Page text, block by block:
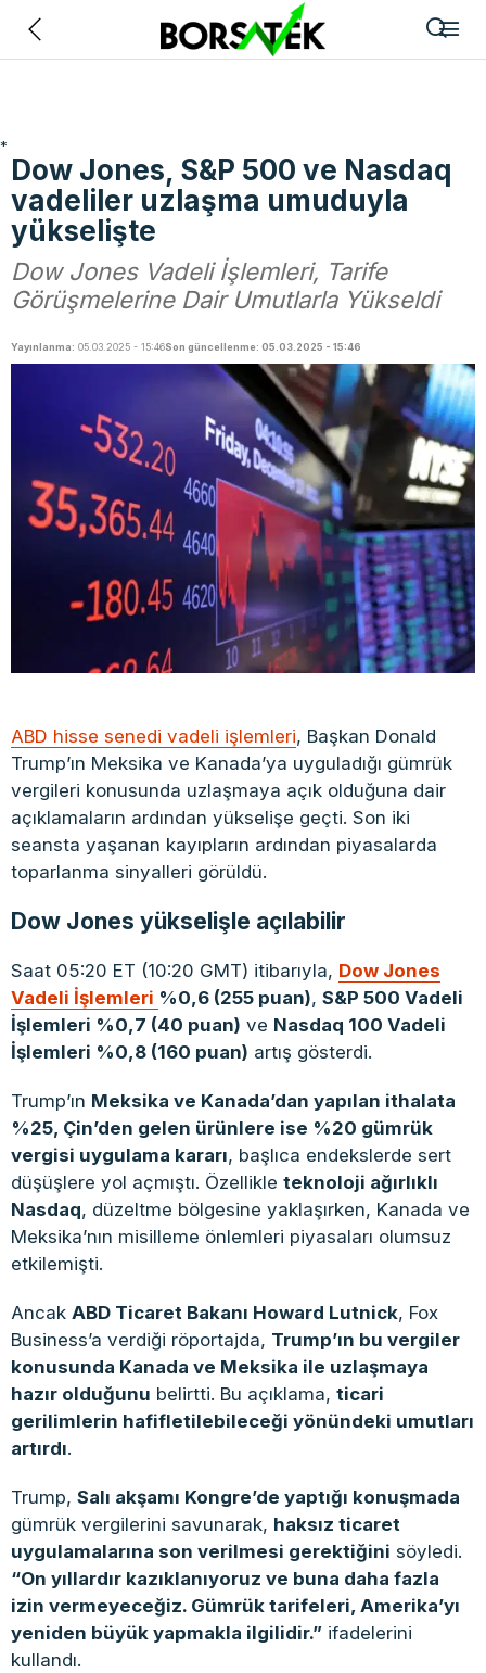
*
Dow Jones, S&P 500 ve Nasdaq
vadeliler uzlaşma umuduyla
yükselişte
Dow Jones Vadeli İşlemleri, Tarife
Görüşmelerine Dair Umutlarla Yükseldi
Yayınlanma: 05.03.2025 - 15:46Son güncellenme: 05.03.2025 - 15:46
ABD hisse senedi vadeli işlemleri, Başkan Donald
Trump’ın Meksika ve Kanada’ya uyguladığı gümrük
vergileri konusunda uzlaşmaya açık olduğuna dair
açıklamaların ardından yükselişe geçti. Son iki
seansta yaşanan kayıpların ardından piyasalarda
toparlanma sinyalleri görüldü.
Dow Jones yükselişle açılabilir
Saat 05:20 ET (10:20 GMT) itibarıyla, Dow Jones
Vadeli İşlemleri %0,6 (255 puan), S&P 500 Vadeli
İşlemleri %0,7 (40 puan) ve Nasdaq 100 Vadeli
İşlemleri %0,8 (160 puan) artış gösterdi.
Trump’ın Meksika ve Kanada’dan yapılan ithalata
%25, Çin’den gelen ürünlere ise %20 gümrük
vergisi uygulama kararı, başlıca endekslerde sert
düşüşlere yol açmıştı. Özellikle teknoloji ağırlıklı
Nasdaq, düzeltme bölgesine yaklaşırken, Kanada ve
Meksika’nın misilleme önlemleri piyasaları olumsuz
etkilemişti.
Ancak ABD Ticaret Bakanı Howard Lutnick, Fox
Business’a verdiği röportajda, Trump’ın bu vergiler
konusunda Kanada ve Meksika ile uzlaşmaya
hazır olduğunu belirtti. Bu açıklama, ticari
gerilimlerin hafifletilebileceği yönündeki umutları
artırdı.
Trump, Salı akşamı Kongre’de yaptığı konuşmada
gümrük vergilerini savunarak, haksız ticaret
uygulamalarına son verilmesi gerektiğini söyledi.
“On yıllardır kazıklanıyoruz ve buna daha fazla
izin vermeyeceğiz. Gümrük tarifeleri, Amerika’yı
yeniden büyük yapmakla ilgilidir.” ifadelerini
kullandı.